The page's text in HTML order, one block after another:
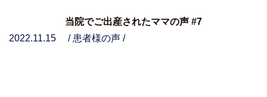
当院でご出産されたママの声 #7
2022.11.15
/ 患者様の声 /